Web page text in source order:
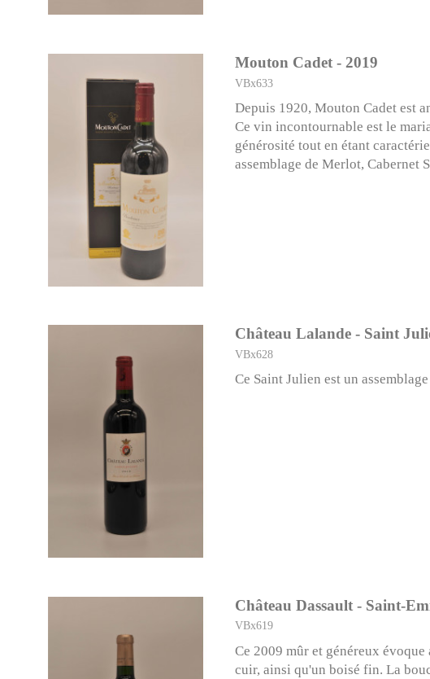
Mouton Cadet - 2019
VBx633
Depuis 1920, Mouton Cadet est
Ce vin incontournable est le
générosité tout en étant
assemblage de Merlot, Cabernet
Château Lalande - Saint
VBx628
Ce Saint Julien est un
Château Dassault - Saint-
VBx619
Ce 2009 mûr et généreux
cuir, ainsi qu'un boisé fin. La